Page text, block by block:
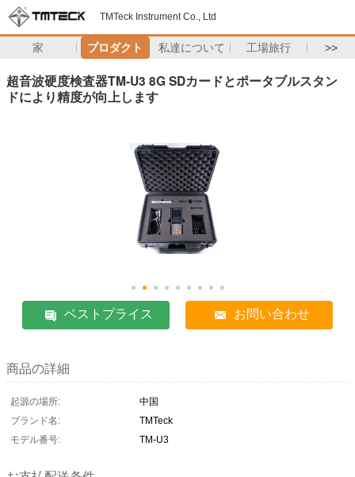
TMTeck Instrument Co., Ltd
家 プロダクト 私達について 工場旅行 >>
超音波硬度検査器TM-U3 8G SDカードとポータブルスタン
ドにより精度が向上します
ベストプライス お問い合わせ
商品の詳細
起源の場所:
中国
ブランド名:
TMTeck
モデル番号:
TM-U3